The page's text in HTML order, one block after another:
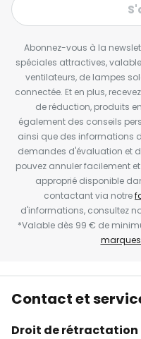
Abonnez-vous à la
spéciales attractives,
ventilateurs, de lampes
connectée. Et en plus,
de réduction, produits
également des conseils
ainsi que des informations
demandes d'évaluation et
pouvez annuler facilement
approprié disponible
contactant via notre
d'informations, consultez
*Valable dès 99 € de
marques
Contact et
Droit de rétractation